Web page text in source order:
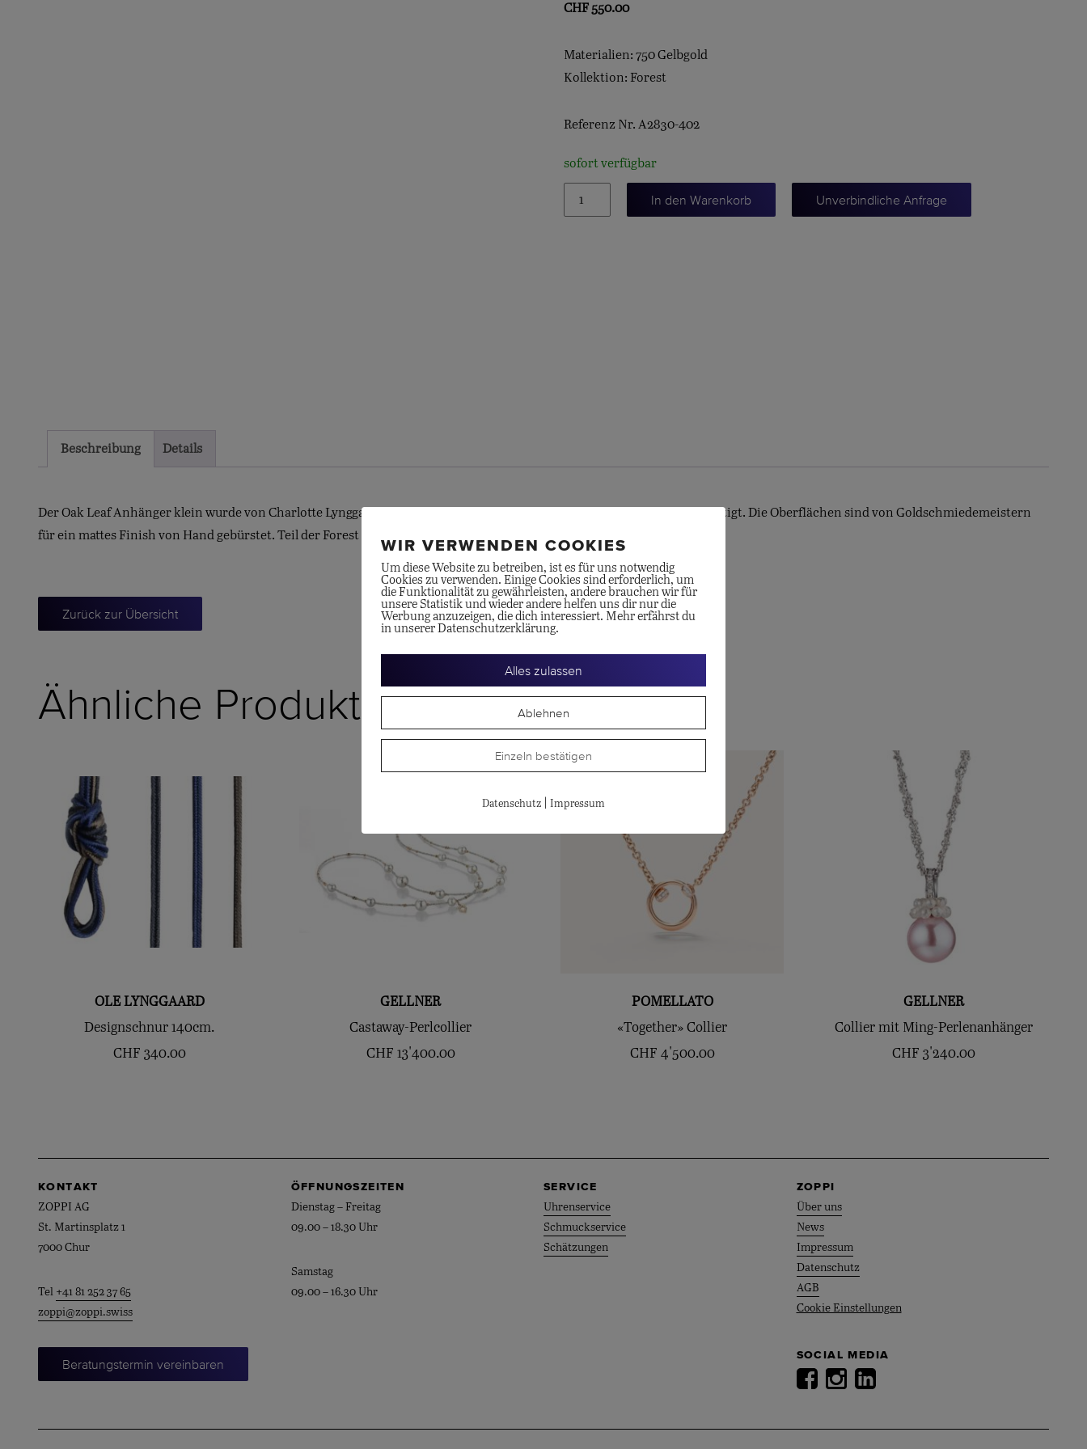
CHF 550.00
Materialien: 750 Gelbgold
Kollektion: Forest
Referenz Nr. A2830-402
sofort verfügbar
EICHENBLATT
In den Warenkorb Unverbindliche Anfrage
Beschreibung Details
Der Oak Leaf Anhänger klein wurde von Charlotte Lynggaard entworfen und ist 20mm hoch und aus 750/- Gelbgold gefertigt. Die Oberflächen sind von Goldschmiedemeistern
für ein mattes Finish von Hand gebürstet. Teil der Forest Collection.
Zurück zur Übersicht
Ähnliche Produkte
OLE LYNGGAARD
Designschnur 140cm.
CHF 340.00
GELLNER
Castaway-Perlcollier
CHF 13'400.00
POMELLATO
«Together» Collier
CHF 4'500.00
GELLNER
Collier mit Ming-Perlenanhänger
CHF 3'240.00
KONTAKT
ZOPPI AG
St. Martinsplatz 1
7000 Chur
Tel +41 81 252 37 65
zoppi@zoppi.swiss
Beratungstermin vereinbaren
ÖFFNUNGSZEITEN
Dienstag – Freitag
09.00 – 18.30 Uhr
Samstag
09.00 – 16.30 Uhr
SERVICE
Uhrenservice
Schmuckservice
Schätzungen
ZOPPI
Über uns
News
Impressum
Datenschutz
AGB
Cookie Einstellungen
SOCIAL MEDIA
WIR VERWENDEN COOKIES
Um diese Website zu betreiben, ist es für uns notwendig
Cookies zu verwenden. Einige Cookies sind erforderlich, um
die Funktionalität zu gewährleisten, andere brauchen wir für
unsere Statistik und wieder andere helfen uns dir nur die
Werbung anzuzeigen, die dich interessiert. Mehr erfährst du
in unserer Datenschutzerklärung.
Alles zulassen
Ablehnen
Einzeln bestätigen
Datenschutz Impressum